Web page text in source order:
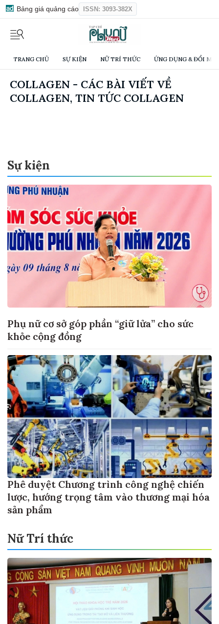
Bảng giá quảng cáo ISSN: 3093-382X
TRANG CHỦ SỰ KIỆN NỮ TRÍ THỨC ỨNG DỤNG & ĐỔI
COLLAGEN - CÁC BÀI VIẾT VỀ
COLLAGEN, TIN TỨC COLLAGEN
Sự kiện
Phụ nữ cơ sở góp phần “giữ lửa” cho sức
khỏe cộng đồng
Phê duyệt Chương trình công nghệ chiến
lược, hướng trọng tâm vào thương mại hóa
sản phẩm
Nữ Trí thức